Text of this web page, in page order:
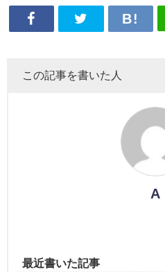
この記事を書いた人
A
最近書いた記事